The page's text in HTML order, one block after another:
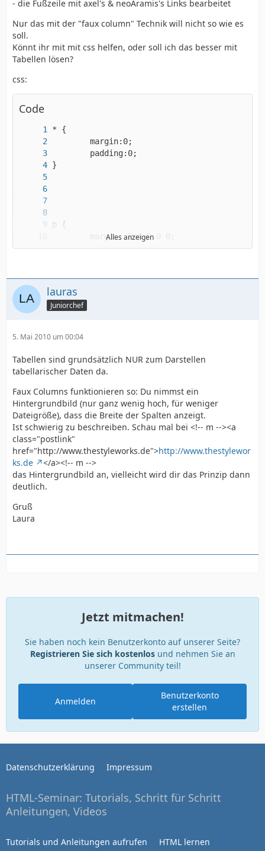
- die Fußzeile mit axel's & neoAramis's Links bearbeitet
Nur das mit der "faux column" Technik will nicht so wie es
soll.
Könnt ihr mit mit css helfen, oder soll ich das besser mit
Tabellen lösen?
css:
Code
Alles anzeigen
lauras
Juniorchef
5. Mai 2010 um 00:04
Tabellen sind grundsätzlich NUR zum Darstellen
tabellarischer Daten da.
Faux Columns funktionieren so: Du nimmst ein
Hintergrundbild (nur ganz wenig hoch, für weniger
Dateigröße), dass die Breite der Spalten anzeigt.
Ist schwierig zu beschreiben. Schau mal bei <!-- m --><a
class="postlink"
href="http://www.thestyleworks.de">http://www.thestylewor
ks.de
</a><!-- m -->
das Hintergrundbild an, vielleicht wird dir das Prinzip dann
deutlich.
Gruß
Laura
Jetzt mitmachen!
Sie haben noch kein Benutzerkonto auf unserer Seite?
Registrieren Sie sich kostenlosund nehmen Sie an
unserer Community teil!
Benutzerkonto
erstellen
Anmelden
Datenschutzerklärung Impressum
HTML-Seminar: Tutorials, Schritt für Schritt
Anleitungen, Videos
Tutorials und Anleitungen aufrufen HTML lernen